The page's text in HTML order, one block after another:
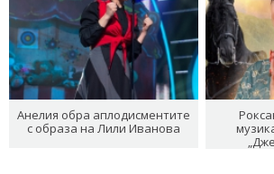
Анелия обра аплодисментите
с образа на Лили Иванова